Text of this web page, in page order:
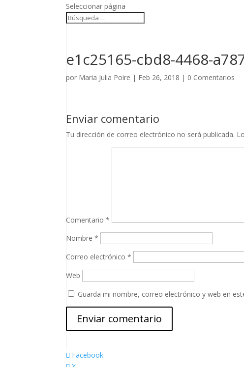
Seleccionar página
e1c25165-cbd8-4468-
por Maria Julia Poire | Feb 26, 2018 | 0 Comentarios
Enviar comentario
Tu dirección de correo electrónico no será publicada.
Comentario*
Nombre*
Correo electrónico*
Web
Guarda mi nombre, correo electrónico y web en
Facebook